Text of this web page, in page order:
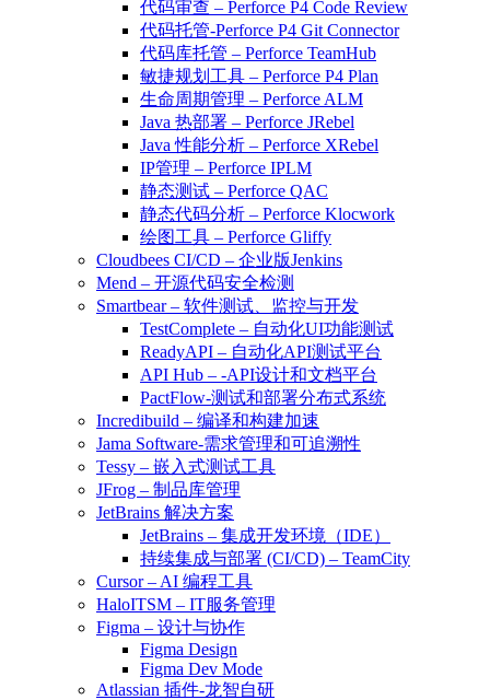
代码审查 – Perforce P4 Code Review
代码托管-Perforce P4 Git Connector
代码库托管 – Perforce TeamHub
敏捷规划工具 – Perforce P4 Plan
生命周期管理 – Perforce ALM
Java 热部署 – Perforce JRebel
Java 性能分析 – Perforce XRebel
IP管理 – Perforce IPLM
静态测试 – Perforce QAC
静态代码分析 – Perforce Klocwork
绘图工具 – Perforce Gliffy
Cloudbees CI/CD – 企业版Jenkins
Mend – 开源代码安全检测
Smartbear – 软件测试、监控与开发
TestComplete – 自动化UI功能测试
ReadyAPI – 自动化API测试平台
API Hub – -API设计和文档平台
PactFlow-测试和部署分布式系统
Incredibuild – 编译和构建加速
Jama Software-需求管理和可追溯性
Tessy – 嵌入式测试工具
JFrog – 制品库管理
JetBrains 解决方案
JetBrains – 集成开发环境（IDE）
持续集成与部署 (CI/CD) – TeamCity
Cursor – AI 编程工具
HaloITSM – IT服务管理
Figma – 设计与协作
Figma Design
Figma Dev Mode
Atlassian 插件-龙智自研